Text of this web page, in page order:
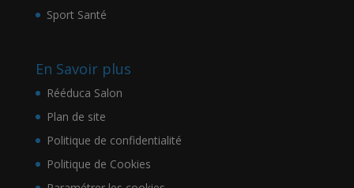
Sport Santé
En Savoir plus
Rééduca Salon
Plan de site
Politique de confidentialité
Politique de Cookies